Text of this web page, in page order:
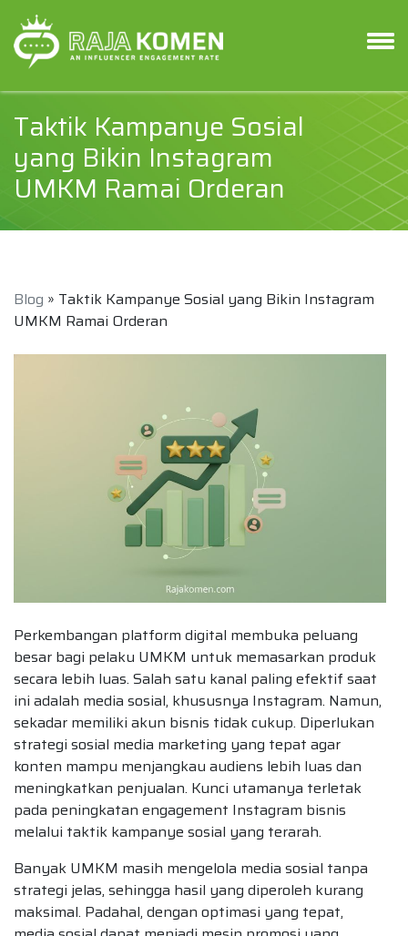
Taktik Kampanye Sosial
yang Bikin Instagram
UMKM Ramai Orderan
Blog » Taktik Kampanye Sosial yang Bikin Instagram
UMKM Ramai Orderan
Perkembangan platform digital membuka peluang
besar bagi pelaku UMKM untuk memasarkan produk
secara lebih luas. Salah satu kanal paling efektif saat
ini adalah media sosial, khususnya Instagram. Namun,
sekadar memiliki akun bisnis tidak cukup. Diperlukan
strategi sosial media marketing yang tepat agar
konten mampu menjangkau audiens lebih luas dan
meningkatkan penjualan. Kunci utamanya terletak
pada peningkatan engagement Instagram bisnis
melalui taktik kampanye sosial yang terarah.
Banyak UMKM masih mengelola media sosial tanpa
strategi jelas, sehingga hasil yang diperoleh kurang
maksimal. Padahal, dengan optimasi yang tepat,